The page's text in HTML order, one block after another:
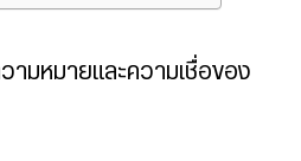
ามหมายและความเชื่อของ